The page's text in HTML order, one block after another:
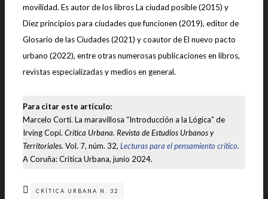
movilidad.Es autor de los libros La ciudad posible (2015) y
Diez principios para ciudades que funcionen (2019), editor de
Glosario de las Ciudades (2021) y coautor de El nuevo pacto
urbano (2022), entre otras numerosas publicaciones en libros,
revistas especializadas y medios en general.
Para citar este artículo:
Marcelo Corti. La maravillosa “Introducción a la Lógica” de
Irving Copi. Crítica Urbana. Revista de Estudios Urbanos y
Territoriales. Vol. 7, núm. 32, Lecturas para el pensamiento crítico.
A Coruña: Crítica Urbana, junio 2024.
CRÍTICA URBANA N. 32